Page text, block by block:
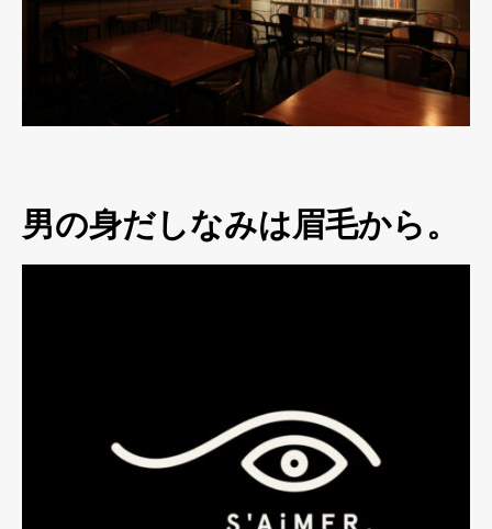
男の身だしなみは眉毛から。